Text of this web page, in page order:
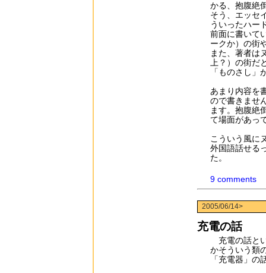
かる、抱腹絶
そう、エッセ
ういったハー
前面に書いて
ークか）の街
また、著者は
上？）の街だ
「ものさし
あまり内容を
ので書きませ
ます。抱腹絶
て場面があっ
こういう風に
外国語話せる
た。
9 comments
2005/06/14>
充電の話
充電の話と
かそういう類
「充電器」の